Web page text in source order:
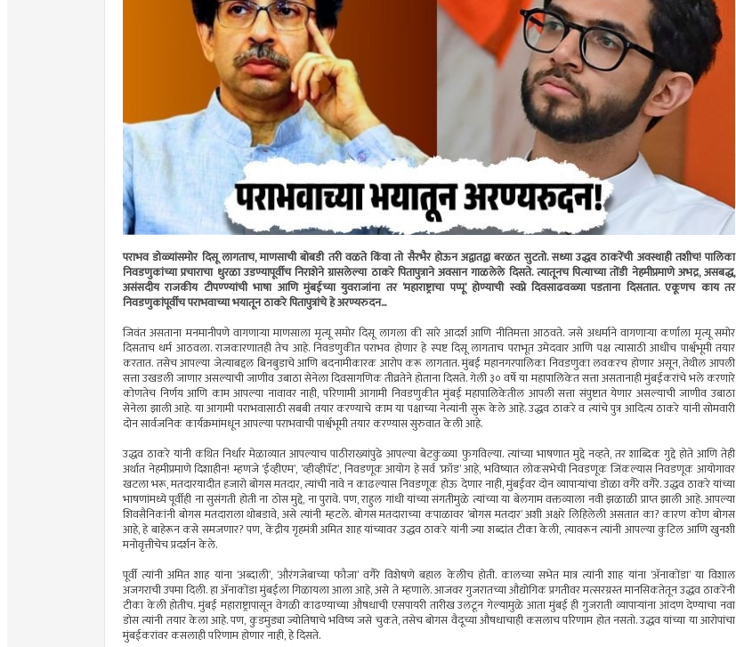
पराभव डोळ्यांसमोर दिसू लागताच, माणसाची बोबडी तरी वळते किंवा तो सैरभैर होऊन अद्वातद्वा बरळत सुटतो. सध्या उद्धव ठाकरेंची अवस्थाही तशीच! पालिका
निवडणुकांच्या प्रचाराचा धुरळा उडण्यापूर्वीच निराशेने ग्रासलेल्या ठाकरे पितापुत्राने अवसान गाळलेले दिसते. त्यातूनच पित्याच्या तोंडी नेहमीप्रमाणे अभद्र, असबद्ध,
असंसदीय राजकीय टीपण्ण्यांची भाषा आणि मुंबईच्या युवराजांना तर ‘महाराष्ट्राचा पप्पू’ होण्याची स्वप्ने दिवसाढवळ्या पडताना दिसतात. एकूणच काय तर
निवडणुकांपूर्वीच पराभवाच्या भयातून ठाकरे पितापुत्रांचे हे अरण्यरुदन...
जिवंत असताना मनमानीपणे वागणार्‍या माणसाला मृत्यू समोर दिसू लागला की सारे आदर्श आणि नीतिमत्ता आठवते. जसे अधर्माने वागणार्‍या कर्णाला मृत्यू समोर
दिसताच धर्म आठवला. राजकारणातही तेच आहे. निवडणुकीत पराभव होणार हे स्पष्ट दिसू लागताच पराभूत उमेदवार आणि पक्ष त्यासाठी आधीच पार्श्वभूमी तयार
करतात. तसेच आपल्या जेत्याबद्दल बिनबुडाचे आणि बदनामीकारक आरोप करू लागतात. मुंबई महानगरपालिका निवडणुका लवकरच होणार असून, तेथील आपली
सत्ता उखडली जाणार असल्याची जाणीव उबाठा सेनेला दिवसागणिक तीव्रतेने होताना दिसते. गेली ३० वर्षे या महापालिकेत सत्ता असतानाही मुंबईकरांचे भले करणारे
कोणतेच निर्णय आणि काम आपल्या नावावर नाही, परिणामी आगामी निवडणुकीत मुंबई महापालिकेतील आपली सत्ता संपुष्टात येणार असल्याची जाणीव उबाठा
सेनेला झाली आहे. या आगामी पराभवासाठी सबबी तयार करण्याचे काम या पक्षाच्या नेत्यांनी सुरू केले आहे. उद्धव ठाकरे व त्यांचे पुत्र आदित्य ठाकरे यांनी सोमवारी
दोन सार्वजनिक कार्यक्रमांमधून आपल्या पराभवाची पार्श्वभूमी तयार करण्यास सुरुवात केली आहे.
उद्धव ठाकरे यांनी कथित निर्धार मेळाव्यात आपल्याच पाठीराख्यांपुढे आपल्या बेटकुळ्या फुगविल्या. त्यांच्या भाषणात मुद्दे नव्हते, तर शाब्दिक गुद्दे होते आणि तेही
अर्थात नेहमीप्रमाणे दिशाहीन! म्हणजे ‘ईव्हीएम’, ‘व्हीव्हीपॅट’, निवडणूक आयोग हे सर्व ‘फ्रॉड’ आहे, भविष्यात लोकसभेची निवडणूक जिंकल्यास निवडणूक आयोगावर
खटला भरू, मतदारयादीत हजारो बोगस मतदार, त्यांची नावे न काढल्यास निवडणूक होऊ देणार नाही, मुंबईवर दोन व्यापार्‍यांचा डोळा वगैरे वगैरे. उद्धव ठाकरे यांच्या
भाषणांमध्ये पूर्वीही ना सुसंगती होती ना ठोस मुद्दे, ना पुरावे. पण, राहुल गांधी यांच्या संगतीमुळे त्यांच्या या बेलगाम वक्तव्याला नवी झळाळी प्राप्त झाली आहे. आपल्या
शिवसैनिकांनी बोगस मतदाराला थोबडावे, असे त्यांनी म्हटले. बोगस मतदाराच्या कपाळावर ‘बोगस मतदार’ अशी अक्षरे लिहिलेली असतात का? कारण कोण बोगस
आहे, हे बाहेरून कसे समजणार? पण, केंद्रीय गृहमंत्री अमित शाह यांच्यावर उद्धव ठाकरे यांनी ज्या शब्दांत टीका केली, त्यावरून त्यांनी आपल्या कुटिल आणि खुनशी
मनोवृत्तीचेच प्रदर्शन केले.
पूर्वी त्यांनी अमित शाह यांना ‘अब्दाली’, ‘औरंगजेबाच्या फौजा’ वगैरे विशेषणे बहाल केलीच होती. कालच्या सभेत मात्र त्यांनी शाह यांना ‘अ‍ॅनाकोंडा’ या विशाल
अजगराची उपमा दिली. हा अ‍ॅनाकोंडा मुंबईला गिळायला आला आहे, असे ते म्हणाले. आजवर गुजरातच्या औद्योगिक प्रगतीवर मत्सरग्रस्त मानसिकतेतून उद्धव ठाकरेंनी
टीका केली होतीच. मुंबई महाराष्ट्रापासून वेगळी काढण्याच्या औषधाची एसपायरी तारीख उलटून गेल्यामुळे आता मुंबई ही गुजराती व्यापार्‍यांना आंदण देण्याचा नवा
डोस त्यांनी तयार केला आहे. पण, कुडमुड्या ज्योतिषाचे भविष्य जसे चुकते, तसेच बोगस वैदूच्या औषधाचाही कसलाच परिणाम होत नसतो. उद्धव यांच्या या आरोपांचा
मुंबईकरांवर कसलाही परिणाम होणार नाही, हे दिसते.